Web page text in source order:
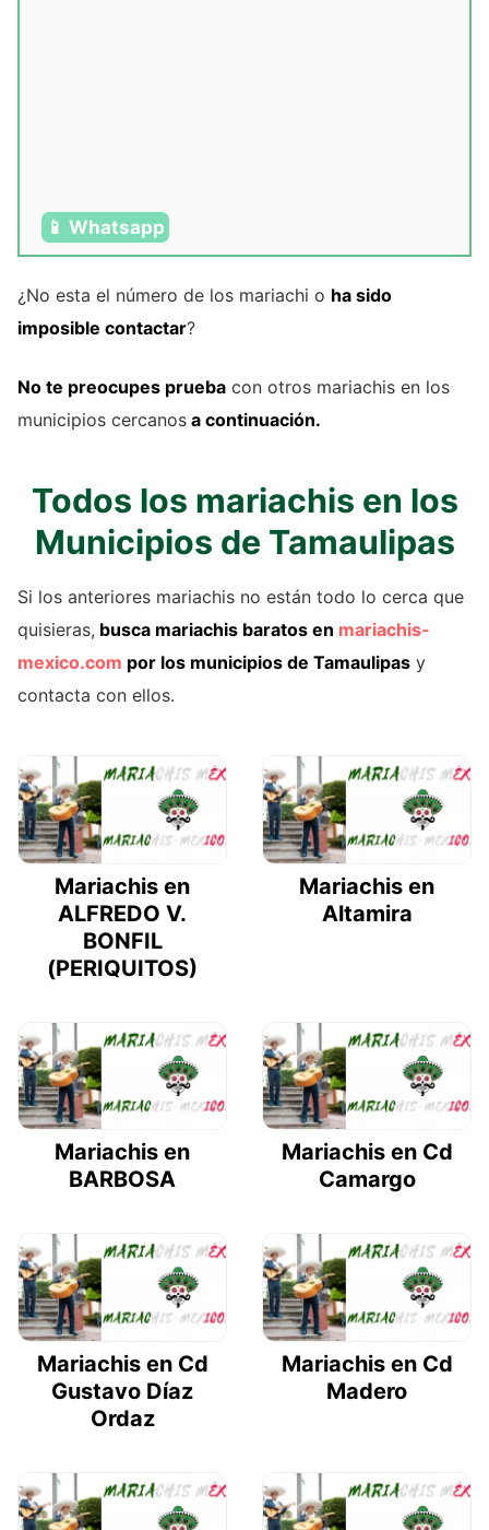
📱 Whatsapp
¿No esta el número de los mariachi o ha sido
imposible contactar?
No te preocupes prueba con otros mariachis en los
municipios cercanos a continuación.
Todos los mariachis en los
Municipios de Tamaulipas
Si los anteriores mariachis no están todo lo cerca que
quisieras, busca mariachis baratos en mariachis-
mexico.com por los municipios de Tamaulipas y
contacta con ellos.
Mariachis en
ALFREDO V.
BONFIL
(PERIQUITOS)
Mariachis en
Altamira
Mariachis en
BARBOSA
Mariachis en Cd
Camargo
Mariachis en Cd
Gustavo Díaz
Ordaz
Mariachis en Cd
Madero